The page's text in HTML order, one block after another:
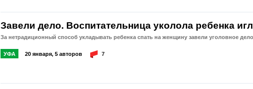
Завели дело. Воспитательница уколола ребенка
За нетрадиционный способ укладывать ребенка спать на женщину завели уголовное дело
УФА 20 января, 5 авторов 7